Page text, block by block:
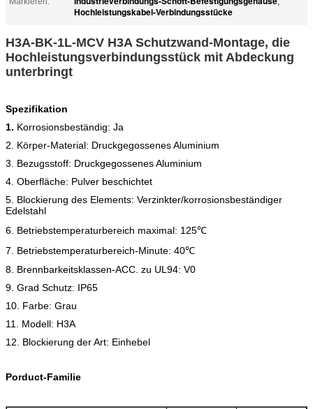
Hochleistungskabel-Verbindungsstücke
H3A-BK-1L-MCV H3A Schutzwand-Montage, die
Hochleistungsverbindungsstück mit Abdeckung
unterbringt
Spezifikation
1. Korrosionsbeständig: Ja
2. Körper-Material: Druckgegossenes Aluminium
3. Bezugsstoff: Druckgegossenes Aluminium
4. Oberfläche: Pulver beschichtet
5. Blockierung des Elements: Verzinkter/korrosionsbeständiger
Edelstahl
6. Betriebstemperaturbereich maximal: 125℃
7. Betriebstemperaturbereich-Minute: 40℃
8. Brennbarkeitsklassen-ACC. zu UL94: V0
9. Grad Schutz: IP65
10. Farbe: Grau
11. Modell: H3A
12. Blockierung der Art: Einhebel
Porduct-Familie